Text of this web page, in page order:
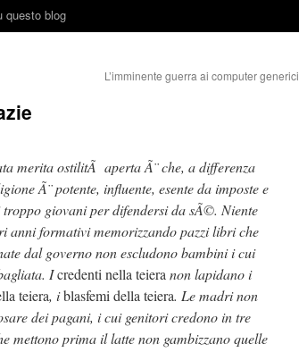
questo blog
L’imminente guerra ai computer generici
merita ostilitÃ aperta Ã¨ che, a differenza
Ã¨ potente, influente, esente da imposte e
giovani per difendersi da sÃ©. Niente
formativi memorizzando pazzi libri che
dal governo non escludono bambini i cui
Icredenti nella teiera non lapidano i
teiera, iblasfemi della teiera. Le madri non
dei pagani, i cui genitori credono in tre
mettono prima il latte non gambizzano quelle